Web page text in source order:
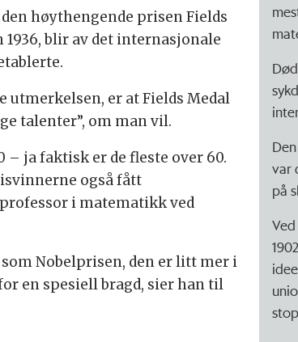
var
på
høythengende prisen Fields
blir av det internasjonale
er at Fields Medal
talenter”, om man vil.
ja faktisk er de fleste over 60.
også fått
i matematikk ved
Nobelprisen, den er litt mer i
en spesiell bragd, sier han til